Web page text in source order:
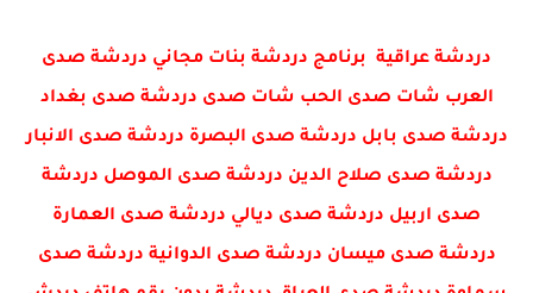
دردشة عراقية برنامج دردشة بنات مجاني دردشة صدى
العرب شات صدى الحب شات صدى دردشة صدى بغداد
دردشة صدى بابل دردشة صدى البصرة دردشة صدى الانبار
دردشة صدى صلاح الدين دردشة صدى الموصل دردشة
صدى اربيل دردشة صدى ديالي دردشة صدى العمارة
دردشة صدى ميسان دردشة صدى الدوانية دردشة صدى